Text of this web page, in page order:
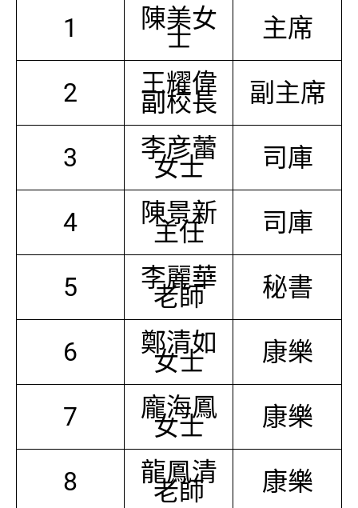
1
陳美女
士 主席
2 王耀偉
副校長 副主席
3 李彦蕾
女士 司庫
4 陳景新
主任 司庫
5 李麗華
老師 秘書
6 鄭清如
女士 康樂
7 龐海鳳
女士 康樂
8 龍鳳清
老師 康樂